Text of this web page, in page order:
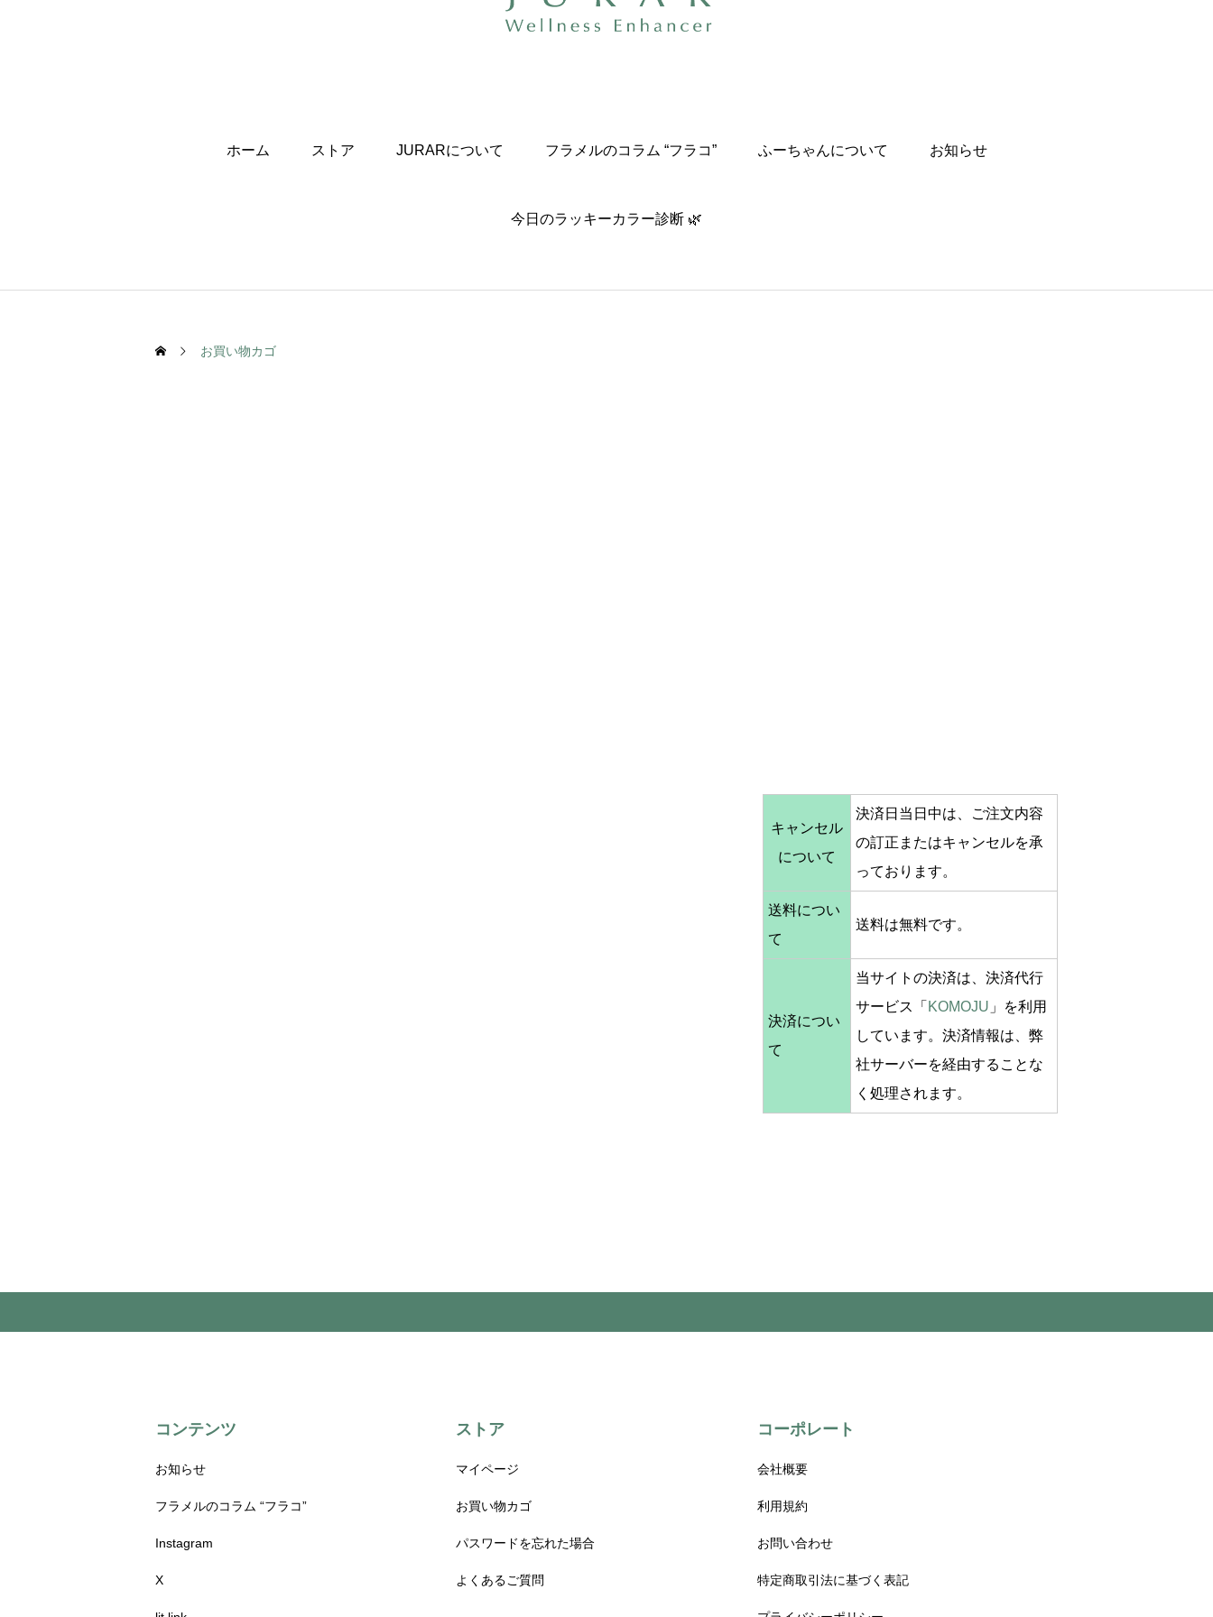
ホーム ストア JURARについて フラメルのコラム “フラコ” ふーちゃんについて お知らせ
今日のラッキーカラー診断 🌿
お買い物カゴ
キャンセル
について
決済日当日中は、ご注文内容
の訂正またはキャンセルを承
っております。
送料につい
て
送料は無料です。
決済につい
て
当サイトの決済は、決済代行
サービス「 KOMOJU 」を利用
しています。決済情報は、弊
社サーバーを経由することな
く処理されます。
コンテンツ
お知らせ
フラメルのコラム “フラコ”
Instagram
X
ストア
マイページ
お買い物カゴ
パスワードを忘れた場合
よくあるご質問
コーポレート
会社概要
利用規約
お問い合わせ
特定商取引法に基づく表記